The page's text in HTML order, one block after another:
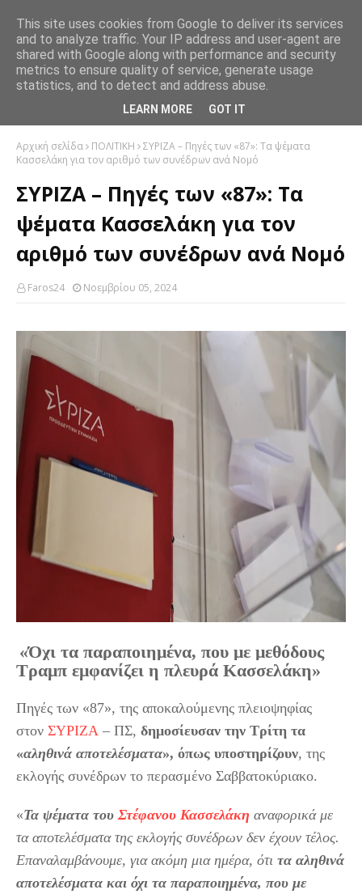
Αρχική σελίδα ΠΟΛΙΤΙΚΗ
ΣΥΡΙΖΑ – Πηγές των «87»: Τα ψέματα
Κασσελάκη για τον αριθμό των συνέδρων ανά Νομό
ΣΥΡΙΖΑ – Πηγές των «87»: Τα
ψέματα Κασσελάκη για τον
αριθμό των συνέδρων ανά Νομό
Faros24 Νοεμβρίου 05, 2024
«Όχι τα παραποιημένα, που με μεθόδους
Τραμπ εμφανίζει η πλευρά Κασσελάκη»
Πηγές των «87», της αποκαλούμενης πλειοψηφίας
στον ΣΥΡΙΖΑ – ΠΣ, δημοσίευσαν την Τρίτη τα
«αληθινά αποτελέσματα», όπως υποστηρίζουν, της
εκλογής συνέδρων το περασμένο Σαββατοκύριακο.
«Τα ψέματα τουΣτέφανου Κασσελάκη αναφορικά με
τα αποτελέσματα της εκλογής συνέδρων δεν έχουν τέλος.
Επαναλαμβάνουμε, για ακόμη μια ημέρα, ότι τα αληθινά
αποτελέσματα και όχι τα παραποιημένα, που με
This site uses cookies from Google to deliver its services
and to analyze traffic. Your IP address and user-agent are
shared with Google along with performance and security
metrics to ensure quality of service, generate usage
statistics, and to detect and address abuse.
LEARN MORE GOT IT